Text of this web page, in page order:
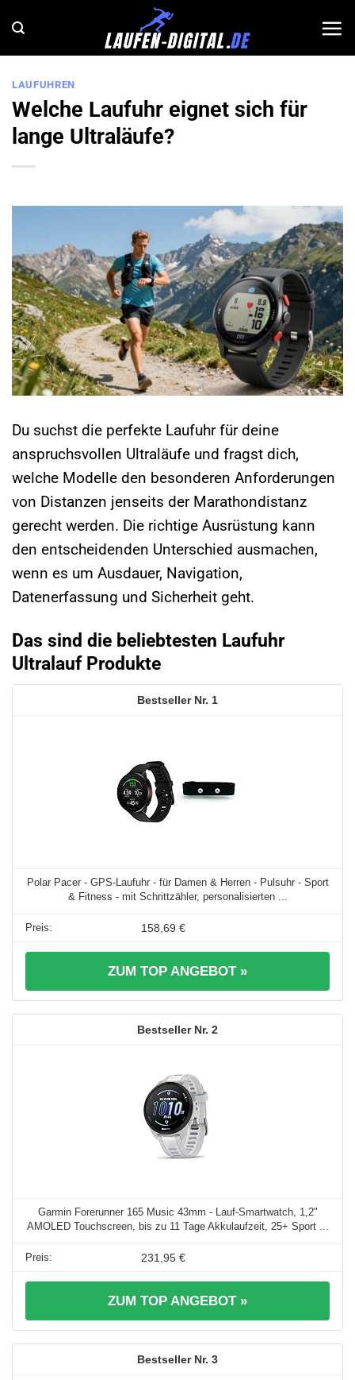
Inhalt
springen
LAUFUHREN
Welche Laufuhr eignet sich für
lange Ultraläufe?
Du suchst die perfekte Laufuhr für deine
anspruchsvollen Ultraläufe und fragst dich,
welche Modelle den besonderen Anforderungen
von Distanzen jenseits der Marathondistanz
gerecht werden. Die richtige Ausrüstung kann
den entscheidenden Unterschied ausmachen,
wenn es um Ausdauer, Navigation,
Datenerfassung und Sicherheit geht.
Das sind die beliebtesten Laufuhr
Ultralauf Produkte
1
Polar Pacer - GPS-Laufuhr - für Damen & Herren - Pulsuhr - Sport
& Fitness - mit Schrittzähler, personalisierten ...
158,69 €
ZUM TOP ANGEBOT »
2
Garmin Forerunner 165 Music 43mm - Lauf-Smartwatch, 1,2"
AMOLED Touchscreen, bis zu 11 Tage Akkulaufzeit, 25+ Sport ...
231,95 €
ZUM TOP ANGEBOT »
3